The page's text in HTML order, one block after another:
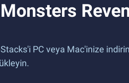
PC veya Mac'inize indirin